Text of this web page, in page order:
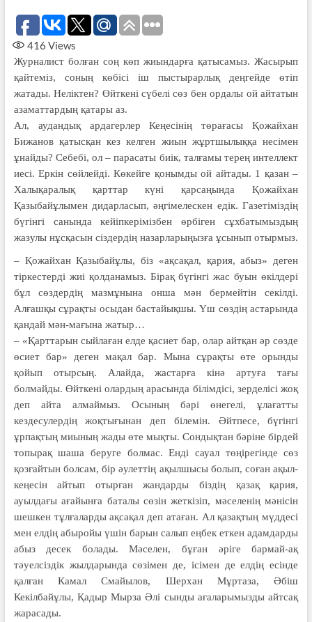
416 Views
Журналист болған соң көп жиындарға қатысамыз. Жасырып
қайтеміз, соның көбісі іш пыстырарлық деңгейде өтіп
жатады. Неліктен? Өйткені сүбелі сөз бен ордалы ой айтатын
азаматтардың қатары аз.
Ал, аудандық ардагерлер Кеңесінің төрағасы Қожайхан
Бижанов қатысқан кез келген жиын жұртшылыққа несімен
ұнайды? Себебі, ол – парасаты биік, талғамы терең интеллект
иесі. Еркін сөйлейді. Көкейге қонымды ой айтады. 1 қазан –
Халықаралық қарттар күні қарсаңында Қожайхан
Қазыбайұлымен дидарласып, әңгімелескен едік. Газетіміздің
бүгінгі санында кейіпкерімізбен өрбіген сұхбатымыздың
жазулы нұсқасын сіздердің назарларыңызға ұсынып отырмыз.
– Қожайхан Қазыбайұлы, біз «ақса­қал, қария, абыз» деген
тіркес­терді жиі қолдана­мыз. Бірақ бү­гінгі жас буын өкілдері
бұл сөздер­дің маз­мұнына онша мән бермей­тін се­кілді.
Алғашқы сұ­рақты осы­дан бастайықшы. Үш сөз­дің астарында
қандай мән-ма­ғына жатыр…
– «Қарттарын сыйлаған елде қасиет бар, олар айтқан әр сөзде
өсиет бар» деген мақал бар. Мына сұрақты өте орынды
қойып отырсың. Алайда, жастарға кінә артуға тағы
болмайды. Өйткені олардың арасында білімдісі, зерделісі жоқ
деп айта алмаймыз. Осының бәрі өнегелі, ұлағатты
кездесулердің жоқтығынан деп білемін. Әйтпесе, бүгінгі
ұрпақтың миының жады өте мықты. Сондықтан бәріне бірдей
топырақ шаша беруге болмас. Енді сауал төңірегінде сөз
қозғайтын болсам, бір әулеттің ақылшысы болып, соған ақыл-
кеңесін айтып отырған жандарды біздің қазақ қария,
ауылдағы ағайынға баталы сөзін жеткізіп, мәселенің мәнісін
шешкен тұлғаларды ақсақал деп атаған. Ал қазақтың мүддесі
мен елдің абыройы үшін барын салып еңбек еткен адамдарды
абыз десек болады. Мәселен, бұған әріге бармай-ақ
тәуелсіздік жылдарында сөзімен де, ісімен де елдің есінде
қалған Камал Смайылов, Шерхан Мұртаза, Әбіш
Кекілбайұлы, Қадыр Мырза Әлі сынды ағаларымызды айтсақ
жарасады.